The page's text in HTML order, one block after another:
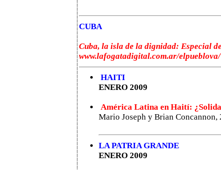
CUBA
Cuba, la isla de la dignidad: Especial
www.lafogatadigital.com.ar/elpueblova/
HAITI
ENERO 2009
América Latina en Haití:
Mario Joseph y Brian Concannon,
LA PATRIA GRANDE
ENERO 2009